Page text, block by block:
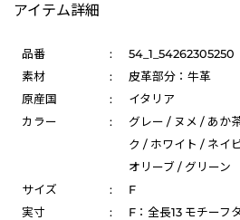
アイテム詳細
品番 :
54_1_54262305250
素材
:
皮革部分：牛革
原産国
:
イタリア
カラー
:
グレー / ヌメ / あか
ク / ホワイト / ネイ
オリーブ / グリーン
サイズ
:
F
実寸
: F：全長13 モチーフ